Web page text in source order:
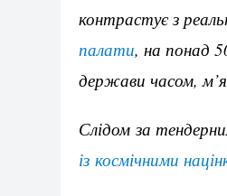
контрастує з
палати, на понад
держави часом,
Слідом за
із космічними